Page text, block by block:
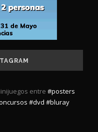
entre #posters
#dvd #bluray